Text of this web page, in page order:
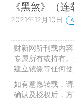
《黑煞》（连
2021年12月10日
财新网所刊载内
专属所有或持有
建立镜像等任何使
如有意愿转载，
确认及授权后，方